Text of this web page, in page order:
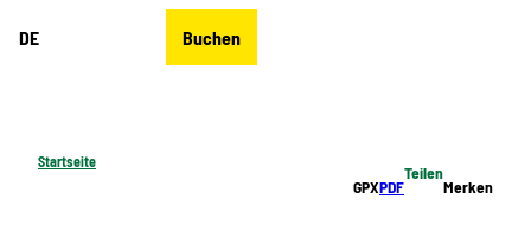
DE Buchen
Startseite
GPXPDF
Teilen
Merken